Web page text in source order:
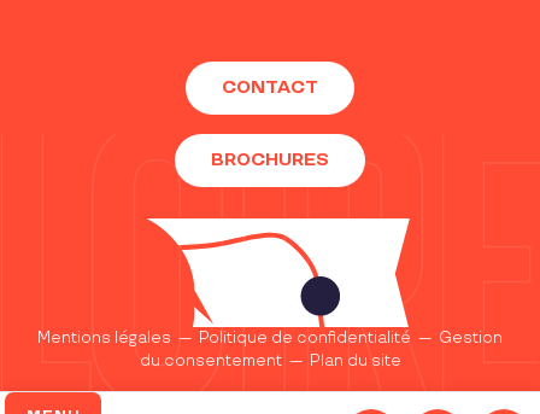
CONTACT
BROCHURES
Mentions légales — Politique de confidentialité — Gestion
du consentement— Plan du site